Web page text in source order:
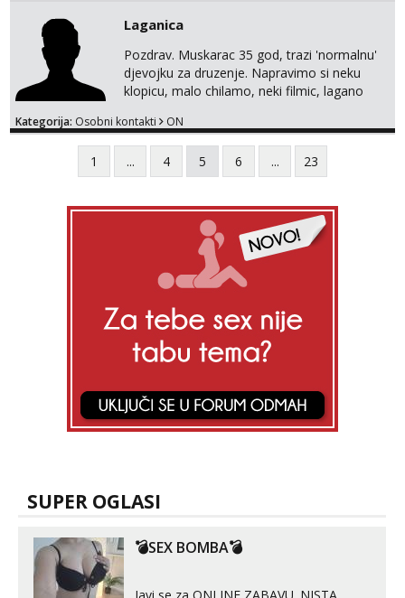
Laganica
Pozdrav. Muskarac 35 god, trazi 'normalnu'
djevojku za druzenje. Napravimo si neku
klopicu, malo chilamo, neki filmic, lagano
pretjerano bitan koliko iznutra. Bucke se
slobodno jave jer sam i sam takav. Medo
brundo xD Budi pristojna i dobra, za sve
ostale cemo lako. Zagreb.
Kategorija: Osobni kontakti ON
1 ... 4 5 6 ... 23
SUPER OGLASI
💣SEX BOMBA💣